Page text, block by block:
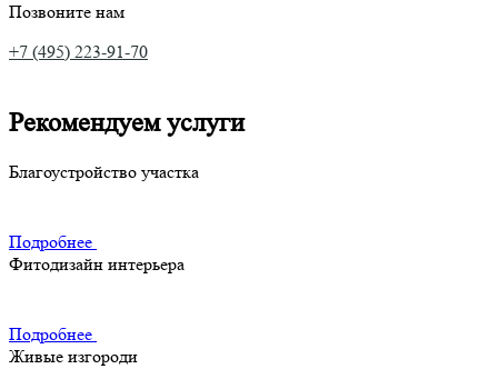
Позвоните нам
+7 (495) 223-91-70
Рекомендуем услуги
Благоустройство участка
Подробнее
Фитодизайн интерьера
Подробнее
Живые изгороди